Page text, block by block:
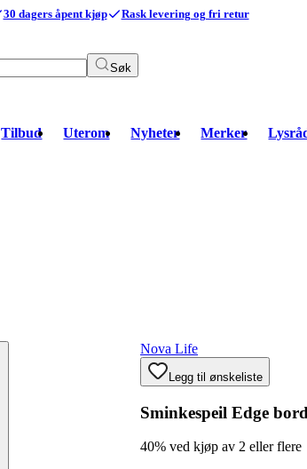
30 dagers åpent kjøp Rask levering og fri retur
Søk
Tilbud Uterom Nyheter Merker
Nova Life
Legg til ønskeliste
Sminkespeil Edge
40% ved kjøp av 2 eller flere